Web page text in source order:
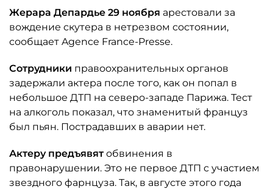
Жерара Депардье 29 ноября арестовали за
вождение скутера в нетрезвом состоянии,
сообщает Agence France-Presse.
Сотрудники правоохранительных органов
задержали актера после того, как он попал в
небольшое ДТП на северо-западе Парижа. Тест
на алкоголь показал, что знаменитый француз
был пьян. Пострадавших в аварии нет.
Актеру предъявятобвинения в
правонарушении. Это не первое ДТП с участием
звездного фарнцуза. Так, в августе этого года